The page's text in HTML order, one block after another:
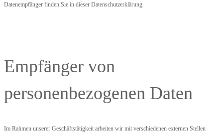
Datenempfänger finden Sie in dieser Datenschutzerklärung.
Empfänger von
personenbezogenen Daten
Im Rahmen unserer Geschäftstätigkeit arbeiten wir mit verschiedenen externen Stellen